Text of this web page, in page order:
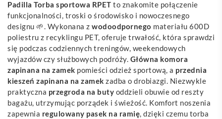
Padilla Torba sportowa RPET to znakomite połączenie
funkcjonalności, troski o środowisko i nowoczesnego
designu 🌱. Wykonana z wodoodpornego materiału 600D
poliestru z recyklingu PET, oferuje trwałość, która sprawdzi
się podczas codziennych treningów, weekendowych
wyjazdów czy służbowych podróży. Główna komora
zapinana na zamek pomieści odzież sportową, a przednia
kieszeń zapinana na zamek zadba o drobiazgi. Niezwykle
praktyczna przegroda na buty oddzieli obuwie od reszty
bagażu, utrzymując porządek i świeżość. Komfort noszenia
zapewnia regulowany pasek na ramię, dzięki czemu torba